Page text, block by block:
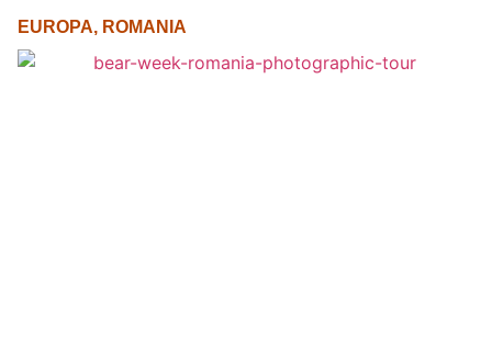
EUROPA, ROMANIA